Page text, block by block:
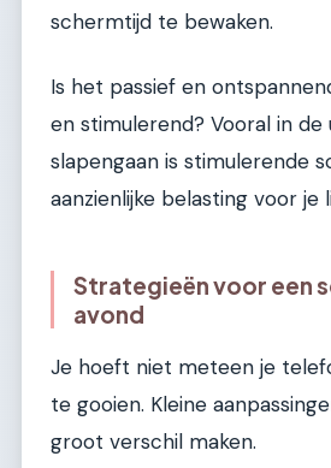
schermtijd te bewaken.
Is het passief en
en stimulerend? Vooral in
slapengaan is stimulerende
aanzienlijke belasting voor je
Strategieën voor een
avond
Je hoeft niet meteen je
te gooien. Kleine
groot verschil maken.